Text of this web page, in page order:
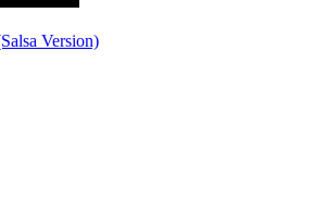
Version)